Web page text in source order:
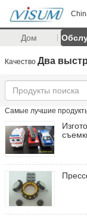
Дом
Качество Два
Самые лучшие